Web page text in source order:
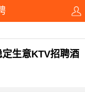
生意KTV招聘酒